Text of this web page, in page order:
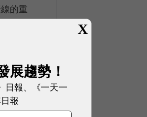
的重
X
展趨勢！
日報、《一天一
報